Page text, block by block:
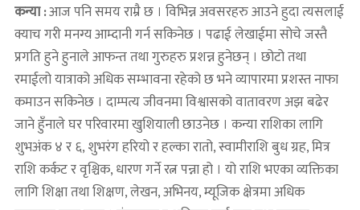
कन्या :आज पनि समय राम्रै छ । विभिन्न अवसरहरु आउने हुदा त्यसलाई
क्याच गरी मनग्य आम्दानी गर्न सकिनेछ । पढाई लेखाईमा सोचे जस्तै
प्रगति हुने हुनाले आफन्त तथा गुरुहरु प्रशन्न हुनेछन् । छोटो तथा
रमाईलो यात्राको अधिक सम्भावना रहेको छ भने व्यापारमा प्रशस्त नाफा
कमाउन सकिनेछ । दाम्पत्य जीवनमा विश्वासको वातावरण अझ बढेर
जाने हुँनाले घर परिवारमा खुशियाली छाउनेछ । कन्या राशिका लागि
शुभअंक ४ र ६, शुभरंग हरियो र हल्का रातो, स्वामीराशि बुध ग्रह, मित्र
राशि कर्कट र वृश्चिक, धारण गर्ने रत्न पन्ना हो । यो राशि भएका व्यक्तिका
लागि शिक्षा तथा शिक्षण, लेखन, अभिनय, म्यूजिक क्षेत्रमा अधिक